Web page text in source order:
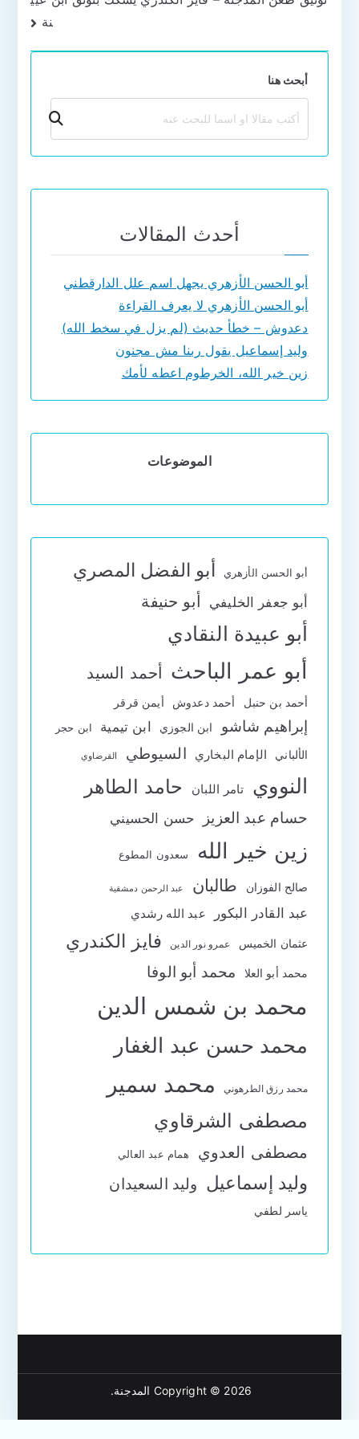
نة
أبحث هنا
بحث
أحدث المقالات
أبو الحسن الأزهري يجهل اسم علل الدارقطني
أبو الحسن الأزهري لا يعرف القراءة
دعدوش – خطأ حديث (لم يزل في سخط الله)
وليد إسماعيل يقول ربنا مش مجنون
زين خير الله، الخرطوم اعطه لأمك
الموضوعات
أبو الحسن الأزهري أبو الفضل المصري
أبو جعفر الخليفي أبو حنيفة
أبو عبيدة النقادي
أبو عمر الباحث أحمد السيد
أحمد بن حنبل أحمد دعدوش أيمن قرقر
إبراهيم شاشو ابن الجوزي ابن تيمية ابن حجر
الألباني الإمام البخاري السيوطي القرضاوي
النووي تامر اللبان حامد الطاهر
حسام عبد العزيز حسن الحسيني
زين خير الله سعدون المطوع
صالح الفوزان طالبان عبد الرحمن دمشقية
عبد القادر البكور عبد الله رشدي
عثمان الخميس عمرو نور الدين فايز الكندري
محمد أبو العلا محمد أبو الوفا
محمد بن شمس الدين
محمد حسن عبد الغفار
محمد رزق الطرهوني محمد سمير
مصطفى الشرقاوي
مصطفى العدوي همام عبد العالي
وليد إسماعيل وليد السعيدان
ياسر لطفي
Copyright © 2026 المدجنة.